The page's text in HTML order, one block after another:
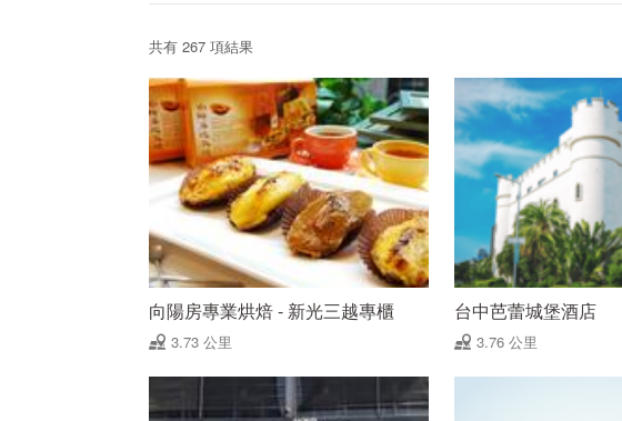
共有 267 項結果
向陽房專業烘焙 - 新光三越專櫃
3.73 公里
台中芭蕾城堡酒店
3.76 公里